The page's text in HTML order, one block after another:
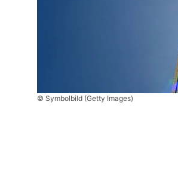
© Symbolbild (Getty Images)